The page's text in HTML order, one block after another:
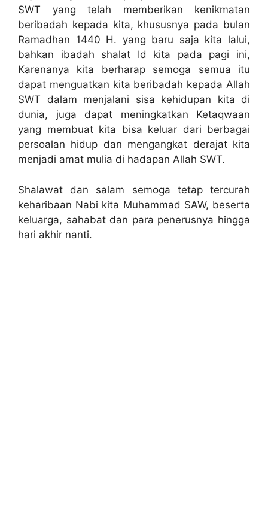
SWT yang telah memberikan kenikmatan
beribadah kepada kita, khususnya pada bulan
Ramadhan 1440 H. yang baru saja kita lalui,
bahkan ibadah shalat Id kita pada pagi ini,
Karenanya kita berharap semoga semua itu
dapat menguatkan kita beribadah kepada Allah
SWT dalam menjalani sisa kehidupan kita di
dunia, juga dapat meningkatkan Ketaqwaan
yang membuat kita bisa keluar dari berbagai
persoalan hidup dan mengangkat derajat kita
menjadi amat mulia di hadapan Allah SWT.
Shalawat dan salam semoga tetap tercurah
keharibaan Nabi kita Muhammad SAW, beserta
keluarga, sahabat dan para penerusnya hingga
hari akhir nanti.